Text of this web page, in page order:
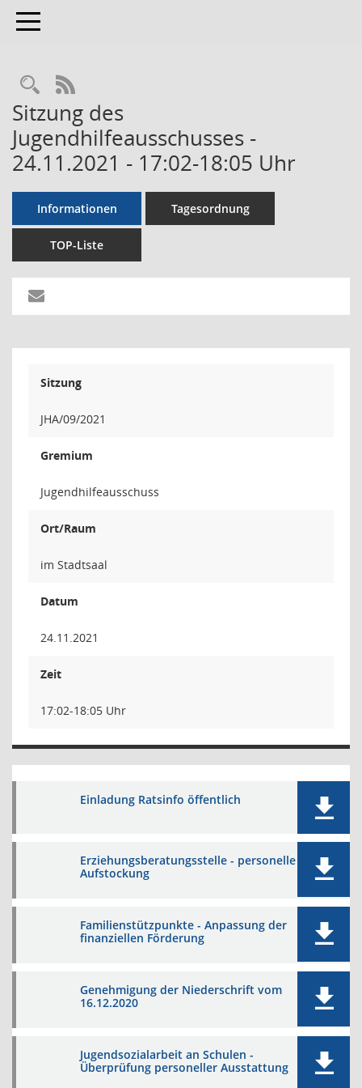
Toggle navigation
RSS-Feed
Sitzung des
Jugendhilfeausschusses -
24.11.2021 - 17:02-18:05 Uhr
Informationen Tagesordnung
TOP-Liste
Sitzung
JHA/09/2021
Gremium
Jugendhilfeausschuss
Ort/Raum
im Stadtsaal
Datum
24.11.2021
Zeit
17:02-18:05 Uhr
Einladung Ratsinfo öffentlich
Erziehungsberatungsstelle - personelle
Aufstockung
Familienstützpunkte - Anpassung der
finanziellen Förderung
Genehmigung der Niederschrift vom
16.12.2020
Jugendsozialarbeit an Schulen -
Überprüfung personeller Ausstattung